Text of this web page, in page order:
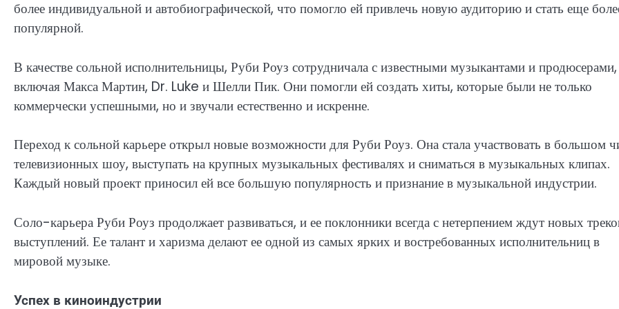
более индивидуальной и автобиографической, что помогло ей привлечь новую аудиторию и стать еще
популярной.
В качестве сольной исполнительницы, Руби Роуз сотрудничала с известными музыкантами и продюсерами,
включая Макса Мартин, Dr. Luke и Шелли Пик. Они помогли ей создать хиты, которые были не только
коммерчески успешными, но и звучали естественно и искренне.
Переход к сольной карьере открыл новые возможности для Руби Роуз. Она стала участвовать в большом
телевизионных шоу, выступать на крупных музыкальных фестивалях и сниматься в музыкальных клипах.
Каждый новый проект приносил ей все большую популярность и признание в музыкальной индустрии.
Соло-карьера Руби Роуз продолжает развиваться, и ее поклонники всегда с нетерпением ждут новых
выступлений. Ее талант и харизма делают ее одной из самых ярких и востребованных исполнительниц в
мировой музыке.
Успех в киноиндустрии